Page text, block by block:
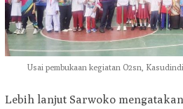
Usai pembukaan kegiatan O2sn,
Lebih lanjut Sarwoko